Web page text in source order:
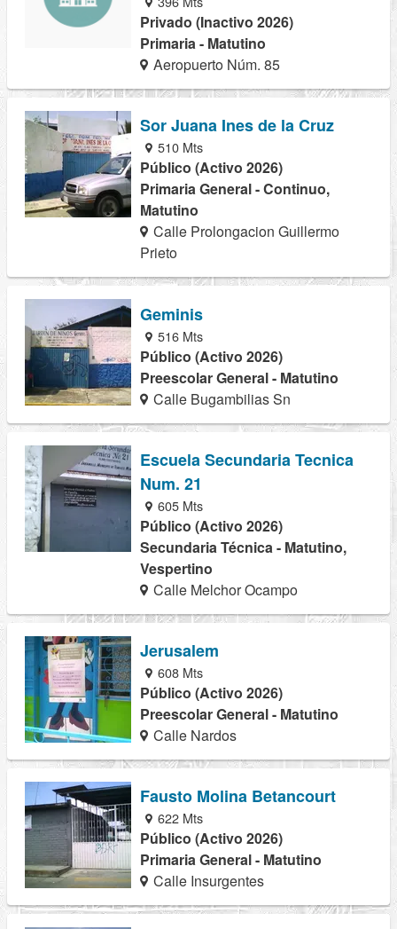
Privado (Inactivo 2026)
Primaria - Matutino
Aeropuerto Núm. 85
Sor Juana Ines de la Cruz
510 Mts
Público (Activo 2026)
Primaria General - Continuo,
Matutino
Calle Prolongacion Guillermo
Prieto
Geminis
516 Mts
Público (Activo 2026)
Preescolar General - Matutino
Calle Bugambilias Sn
Escuela Secundaria Tecnica
Num. 21
605 Mts
Público (Activo 2026)
Secundaria Técnica - Matutino,
Vespertino
Calle Melchor Ocampo
Jerusalem
608 Mts
Público (Activo 2026)
Preescolar General - Matutino
Calle Nardos
Fausto Molina Betancourt
622 Mts
Público (Activo 2026)
Primaria General - Matutino
Calle Insurgentes